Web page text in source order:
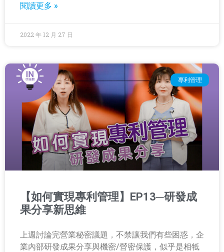
閱讀更多 »
2022 年 12 月 27 日
專利管理
【如何實現專利管理】EP13─研發成
果分享新思維
上週討論完營業秘密議題，不禁讓我們有些困惑，企
業內部研發成果分享與機密/營密保護，似乎是相牴